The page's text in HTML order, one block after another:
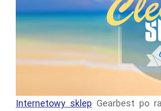
Internetowy sklep Gearbest po